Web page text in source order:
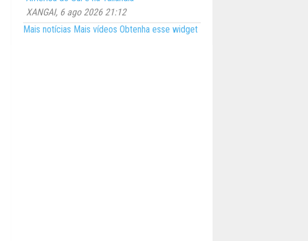
XANGAI, 6 ago 2026 21:12
Mais notícias Mais vídeos Obtenha esse widget